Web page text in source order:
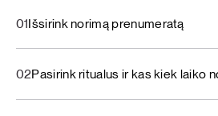
01Išsirink norimą prenumeratą
02Pasirink ritualus ir kas kiek laiko